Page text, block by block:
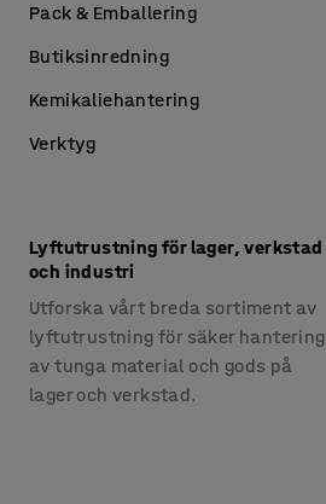
Pack & Emballering
Butiksinredning
Kemikaliehantering
Verktyg
Lyftutrustning för lager, verkstad
och industri
Utforska vårt breda sortiment av
lyftutrustning för säker hantering
av tunga material och gods på
lager och verkstad.